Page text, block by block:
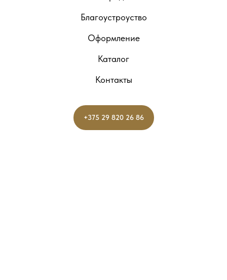
Благоустроуство
Оформление
Каталог
Контакты
+375 29 820 26 86